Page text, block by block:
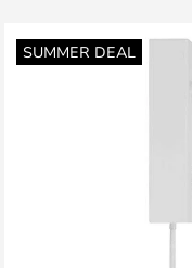
SUMMER DEAL
Zum
Ende